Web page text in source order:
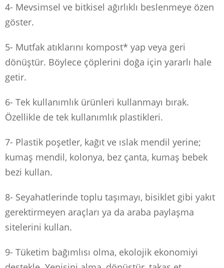
4- Mevsimsel ve bitkisel ağırlıklı beslenmeye özen
göster.
5- Mutfak atıklarını kompost* yap veya geri
dönüştür. Böylece çöplerini doğa için yararlı hale
getir.
6- Tek kullanımlık ürünleri kullanmayı bırak.
Özellikle de tek kullanımlık plastikleri.
7- Plastik poşetler, kağıt ve ıslak mendil yerine;
kumaş mendil, kolonya, bez çanta, kumaş bebek
bezi kullan.
8- Seyahatlerinde toplu taşımayı, bisiklet gibi yakıt
gerektirmeyen araçları ya da araba paylaşma
sitelerini kullan.
9- Tüketim bağımlısı olma, ekolojik ekonomiyi